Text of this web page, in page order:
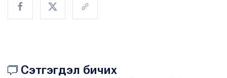
Сэтгэгдэл бичих